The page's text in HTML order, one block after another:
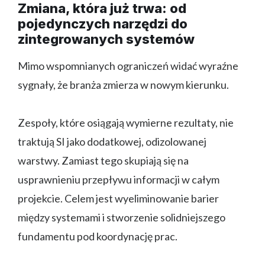
Zmiana, która już trwa: od
pojedynczych narzędzi do
zintegrowanych systemów
Mimo wspomnianych ograniczeń widać wyraźne
sygnały, że branża zmierza w nowym kierunku.
Zespoły, które osiągają wymierne rezultaty, nie
traktują SI jako dodatkowej, odizolowanej
warstwy. Zamiast tego skupiają się na
usprawnieniu przepływu informacji w całym
projekcie. Celem jest wyeliminowanie barier
między systemami i stworzenie solidniejszego
fundamentu pod koordynację prac.